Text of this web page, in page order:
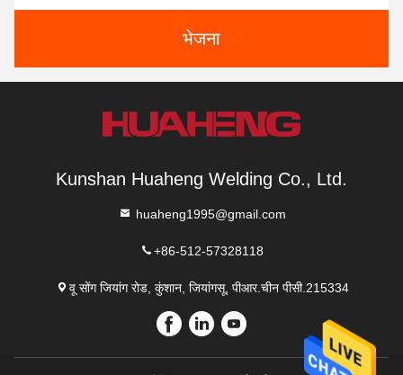
भेजना
Kunshan Huaheng Welding Co., Ltd.
huaheng1995@gmail.com
+86-512-57328118
वू सोंग जियांग रोड, कुंशान, जियांगसू, पीआर.चीन पीसी.215334